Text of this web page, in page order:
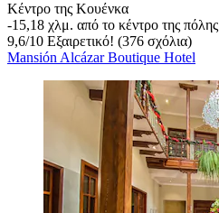
Κέντρο της Κουένκα
‐15,18 χλμ. από το κέντρο της πόλης
9,6/10 Εξαιρετικό! (376 σχόλια)
Mansión Alcázar Boutique Hotel